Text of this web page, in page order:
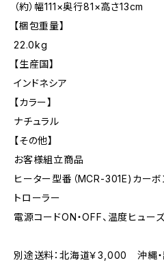
（約）幅111×奥行81×高さ13cm
【梱包重量】
22.0kg
【生産国】
インドネシア
【カラー】
ナチュラル
【その他】
お客様組立商品
ヒーター型番（MCR-301E)カーボ
トローラー
電源コードON・OFF、温度ヒュー
別途送料：北海道￥3,000 沖縄